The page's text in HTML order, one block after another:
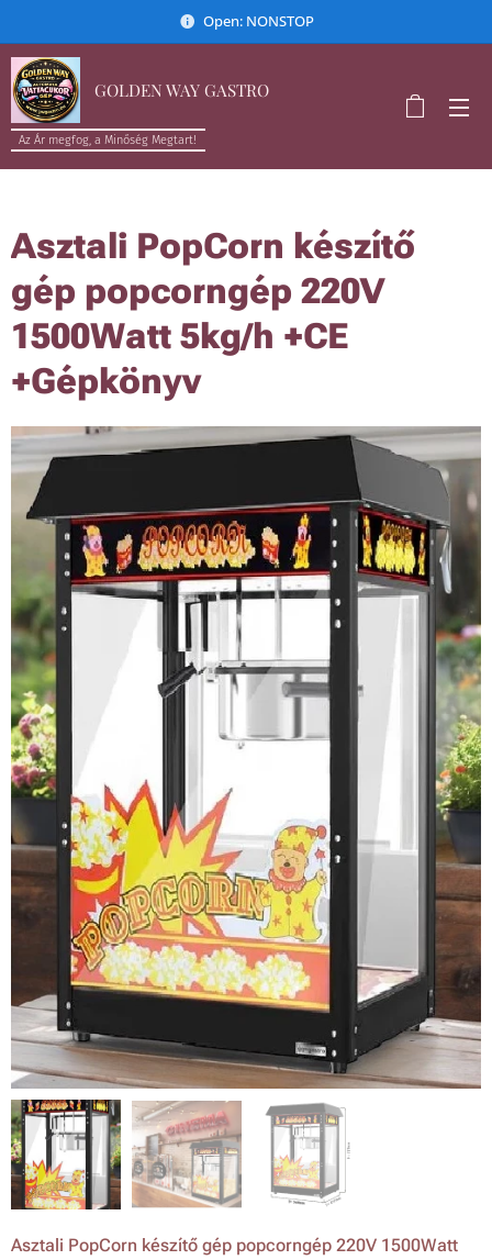
Open: NONSTOP
GOLDEN WAY GASTRO
Az Ár megfog, a Minőség Megtart!
Asztali PopCorn készítő
gép popcorngép 220V
1500Watt 5kg/h +CE
+Gépkönyv
Asztali PopCorn készítő gép popcorngép 220V 1500Watt